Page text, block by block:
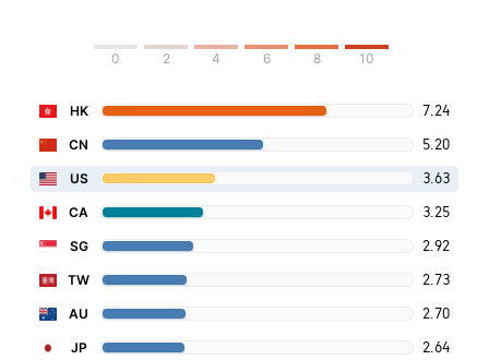
0 2 4 6 8 10
HK 7.24
CN 5.20
US 3.63
CA 3.25
SG 2.92
TW 2.73
AU 2.70
JP 2.64